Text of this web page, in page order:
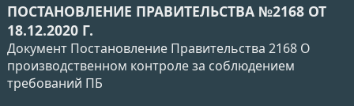
ПОСТАНОВЛЕНИЕ ПРАВИТЕЛЬСТВА №2168 ОТ
18.12.2020 Г.
Документ Постановление Правительства 2168 О
производственном контроле за соблюдением
требований ПБ